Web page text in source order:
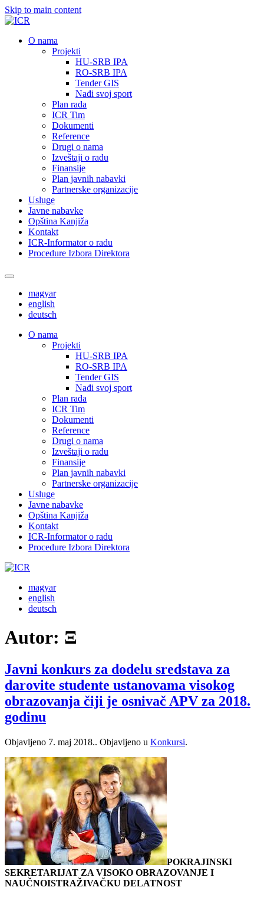
Skip to main content
О nama
Projekti
HU-SRB IPA
RO-SRB IPA
Tender GIS
Nađi svoj sport
Plan rada
ICR Tim
Dokumenti
Reference
Drugi o nama
Izveštaji o radu
Finansije
Plan javnih nabavki
Partnerske organizacije
Usluge
Javne nabavke
Opština Kanjiža
Kontakt
ICR-Informator o radu
Procedure Izbora Direktora
magyar
english
deutsch
О nama
Projekti
HU-SRB IPA
RO-SRB IPA
Tender GIS
Nađi svoj sport
Plan rada
ICR Tim
Dokumenti
Reference
Drugi o nama
Izveštaji o radu
Finansije
Plan javnih nabavki
Partnerske organizacije
Usluge
Javne nabavke
Opština Kanjiža
Kontakt
ICR-Informator o radu
Procedure Izbora Direktora
magyar
english
deutsch
Autor: Ξ
Javni konkurs za dodelu sredstava za
darovite studente ustanovama visokog
obrazovanja čiji je osnivač APV za 2018.
godinu
Objavljeno 7. maj 2018.. Objavljeno u Konkursi.
POKRAJINSKI
SEKRETARIJAT ZA VISOKO OBRAZOVANJE I
NAUČNOISTRAŽIVAČKU DELATNOST